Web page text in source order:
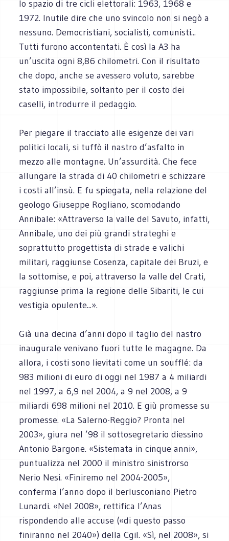
lo spazio di tre cicli elettorali: 1963, 1968 e
1972. Inutile dire che uno svincolo non si negò a
nessuno. Democristiani, socialisti, comunisti...
Tutti furono accontentati. È così la A3 ha
un’uscita ogni 8,86 chilometri. Con il risultato
che dopo, anche se avessero voluto, sarebbe
stato impossibile, soltanto per il costo dei
caselli, introdurre il pedaggio.
Per piegare il tracciato alle esigenze dei vari
politici locali, si tuffò il nastro d’asfalto in
mezzo alle montagne. Un’assurdità. Che fece
allungare la strada di 40 chilometri e schizzare
i costi all’insù. E fu spiegata, nella relazione del
geologo Giuseppe Rogliano, scomodando
Annibale: «Attraverso la valle del Savuto, infatti,
Annibale, uno dei più grandi strateghi e
soprattutto progettista di strade e valichi
militari, raggiunse Cosenza, capitale dei Bruzi, e
la sottomise, e poi, attraverso la valle del Crati,
raggiunse prima la regione delle Sibariti, le cui
vestigia opulente...».
Già una decina d’anni dopo il taglio del nastro
inaugurale venivano fuori tutte le magagne. Da
allora, i costi sono lievitati come un soufflé: da
983 milioni di euro di oggi nel 1987 a 4 miliardi
nel 1997, a 6,9 nel 2004, a 9 nel 2008, a 9
miliardi 698 milioni nel 2010. E giù promesse su
promesse. «La Salerno-Reggio? Pronta nel
2003», giura nel ’98 il sottosegretario diessino
Antonio Bargone. «Sistemata in cinque anni»,
puntualizza nel 2000 il ministro sinistrorso
Nerio Nesi. «Finiremo nel 2004-2005»,
conferma l’anno dopo il berlusconiano Pietro
Lunardi. «Nel 2008», rettifica l’Anas
rispondendo alle accuse («di questo passo
finiranno nel 2040») della Cgil. «Sì, nel 2008», si